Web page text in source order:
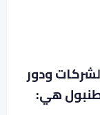
ودور
هي: